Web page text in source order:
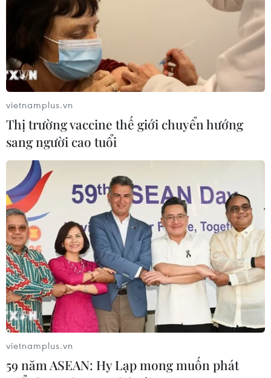
vietnamplus.vn
Thị trường vaccine thế giới chuyển hướng
sang người cao tuổi
vietnamplus.vn
59 năm ASEAN: Hy Lạp mong muốn phát